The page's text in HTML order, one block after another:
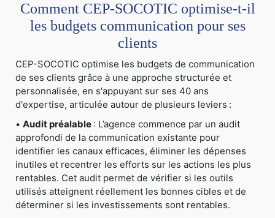
Comment CEP-SOCOTIC optimise-t-il
les budgets communication pour ses
clients
CEP-SOCOTIC optimise les budgets de communication
de ses clients grâce à une approche structurée et
personnalisée, en s'appuyant sur ses 40 ans
d'expertise, articulée autour de plusieurs leviers :
• Audit préalable : L’agence commence par un audit
approfondi de la communication existante pour
identifier les canaux efficaces, éliminer les dépenses
inutiles et recentrer les efforts sur les actions les plus
rentables. Cet audit permet de vérifier si les outils
utilisés atteignent réellement les bonnes cibles et de
déterminer si les investissements sont rentables.